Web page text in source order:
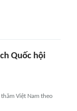
Quốc hội
Việt Nam theo